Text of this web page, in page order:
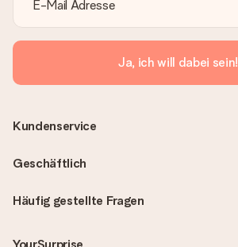
Ja, ich will dabei sein!
Häufig gestellte Fragen
Kundenservice
Geschäftlich